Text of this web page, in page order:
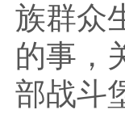
族群众
的事，
部战斗